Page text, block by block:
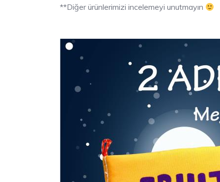
**Diğer ürünlerimizi incelemeyi unutmayın